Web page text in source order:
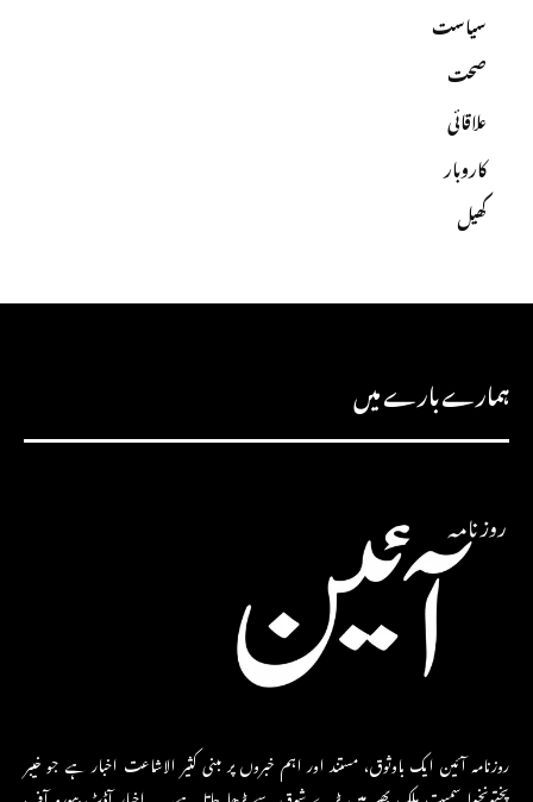
سیاست
صحت
علاقائی
کاروبار
کھیل
ہمارے بارے میں
روزنامہ آئین ایک باوثوق، مستند اور اہم خبروں پر مبنی کثیر الاشاعت اخبار ہے جو خیبر